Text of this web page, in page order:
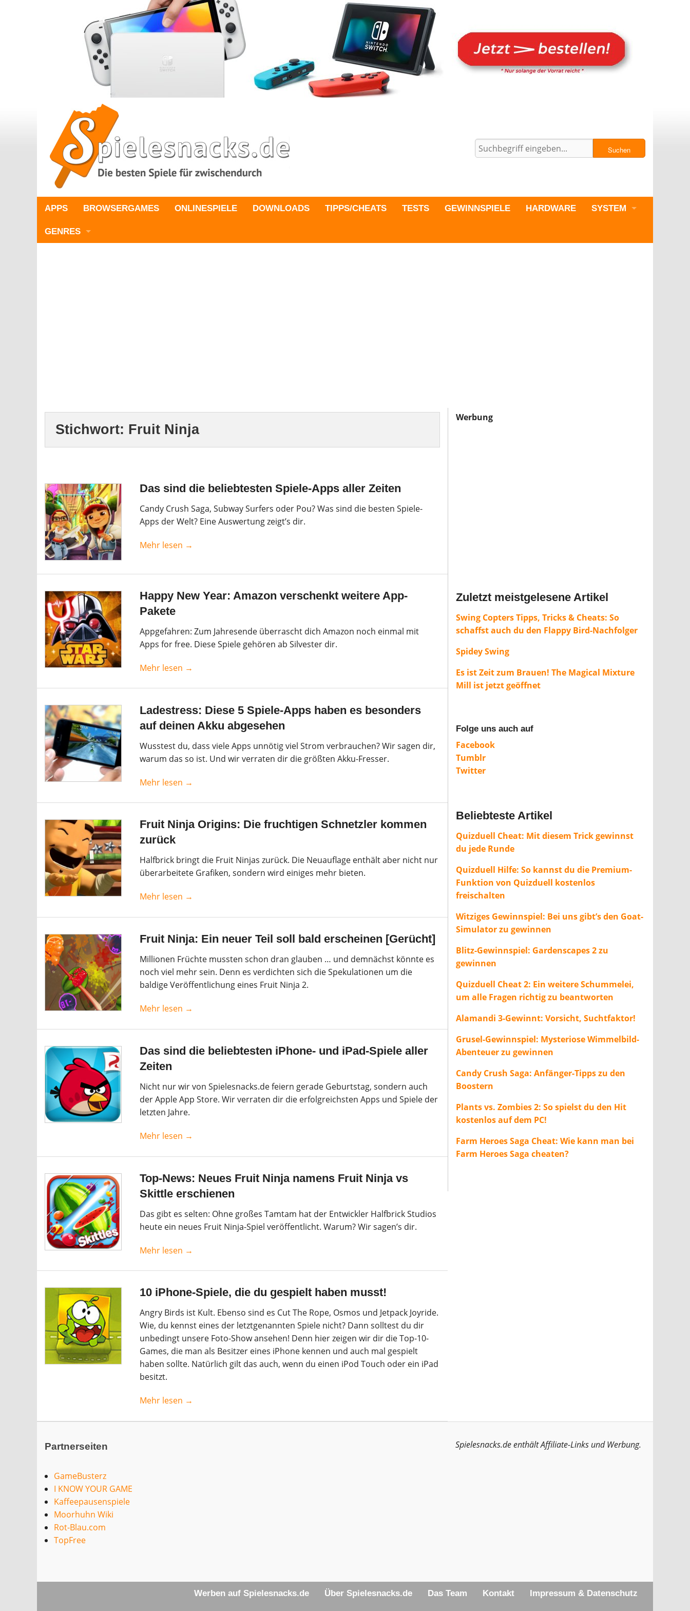
Suchen
APPS BROWSERGAMES ONLINESPIELE DOWNLOADS TIPPS/CHEATS TESTS GEWINNSPIELE HARDWARE SYSTEM
GENRES
Stichwort: Fruit Ninja
Das sind die beliebtesten Spiele-Apps aller Zeiten
Candy Crush Saga, Subway Surfers oder Pou? Was sind die besten Spiele-
Apps der Welt? Eine Auswertung zeigt’s dir.
Mehr lesen →
Happy New Year: Amazon verschenkt weitere App-
Pakete
Appgefahren: Zum Jahresende überrascht dich Amazon noch einmal mit
Apps for free. Diese Spiele gehören ab Silvester dir.
Mehr lesen →
Ladestress: Diese 5 Spiele-Apps haben es besonders
auf deinen Akku abgesehen
Wusstest du, dass viele Apps unnötig viel Strom verbrauchen? Wir sagen dir,
warum das so ist. Und wir verraten dir die größten Akku-Fresser.
Mehr lesen →
Fruit Ninja Origins: Die fruchtigen Schnetzler kommen
zurück
Halfbrick bringt die Fruit Ninjas zurück. Die Neuauflage enthält aber nicht nur
überarbeitete Grafiken, sondern wird einiges mehr bieten.
Mehr lesen →
Fruit Ninja: Ein neuer Teil soll bald erscheinen [Gerücht]
Millionen Früchte mussten schon dran glauben … und demnächst könnte es
noch viel mehr sein. Denn es verdichten sich die Spekulationen um die
baldige Veröffentlichung eines Fruit Ninja 2.
Mehr lesen →
Das sind die beliebtesten iPhone- und iPad-Spiele aller
Zeiten
Nicht nur wir von Spielesnacks.de feiern gerade Geburtstag, sondern auch
der Apple App Store. Wir verraten dir die erfolgreichsten Apps und Spiele der
letzten Jahre.
Mehr lesen →
Top-News: Neues Fruit Ninja namens Fruit Ninja vs
Skittle erschienen
Das gibt es selten: Ohne großes Tamtam hat der Entwickler Halfbrick Studios
heute ein neues Fruit Ninja-Spiel veröffentlicht. Warum? Wir sagen’s dir.
Mehr lesen →
10 iPhone-Spiele, die du gespielt haben musst!
Angry Birds ist Kult. Ebenso sind es Cut The Rope, Osmos und Jetpack Joyride.
Wie, du kennst eines der letztgenannten Spiele nicht? Dann solltest du dir
unbedingt unsere Foto-Show ansehen! Denn hier zeigen wir dir die Top-10-
Games, die man als Besitzer eines iPhone kennen und auch mal gespielt
haben sollte. Natürlich gilt das auch, wenn du einen iPod Touch oder ein iPad
besitzt.
Mehr lesen →
Werbung
Zuletzt meistgelesene Artikel
Swing Copters Tipps, Tricks & Cheats: So
schaffst auch du den Flappy Bird-Nachfolger
Spidey Swing
Es ist Zeit zum Brauen! The Magical Mixture
Mill ist jetzt geöffnet
Folge uns auch auf
Facebook
Tumblr
Twitter
Beliebteste Artikel
Quizduell Cheat: Mit diesem Trick gewinnst
du jede Runde
Quizduell Hilfe: So kannst du die Premium-
Funktion von Quizduell kostenlos
freischalten
Witziges Gewinnspiel: Bei uns gibt’s den Goat-
Simulator zu gewinnen
Blitz-Gewinnspiel: Gardenscapes 2 zu
gewinnen
Quizduell Cheat 2: Ein weitere Schummelei,
um alle Fragen richtig zu beantworten
Alamandi 3-Gewinnt: Vorsicht, Suchtfaktor!
Grusel-Gewinnspiel: Mysteriose Wimmelbild-
Abenteuer zu gewinnen
Candy Crush Saga: Anfänger-Tipps zu den
Boostern
Plants vs. Zombies 2: So spielst du den Hit
kostenlos auf dem PC!
Farm Heroes Saga Cheat: Wie kann man bei
Farm Heroes Saga cheaten?
Partnerseiten
GameBusterz
I KNOW YOUR GAME
Kaffeepausenspiele
Moorhuhn Wiki
Rot-Blau.com
TopFree
Spielesnacks.de enthält Affiliate-Links und Werbung.
Werben auf Spielesnacks.de Über Spielesnacks.de Das Team Kontakt Impressum & Datenschutz